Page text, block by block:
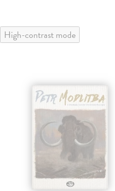
High-contrast mode